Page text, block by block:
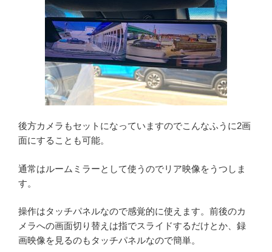
後方カメラもセットになっていますのでこんなふうに2画
面にすることも可能。
通常はルームミラーとして使うのでリア映像をうつしま
す。
操作はタッチパネルなので感覚的に使えます。前後のカ
メラへの画面切り替えは指でスライドするだけとか、録
画映像を見るのもタッチパネルなので簡単。